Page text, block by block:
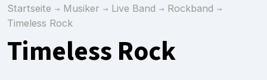
Startseite Musiker Live Band
Rockband
Timeless Rock
Timeless Rock